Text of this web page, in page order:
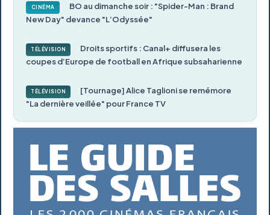
CINÉMA
BO au dimanche soir : "Spider-Man : Brand
New Day" devance "L’Odyssée"
TÉLÉVISION
Droits sportifs : Canal+ diffusera les
coupes d’Europe de football en Afrique subsaharienne
TÉLÉVISION
[Tournage] Alice Taglioni se remémore
"La dernière veillée" pour France TV